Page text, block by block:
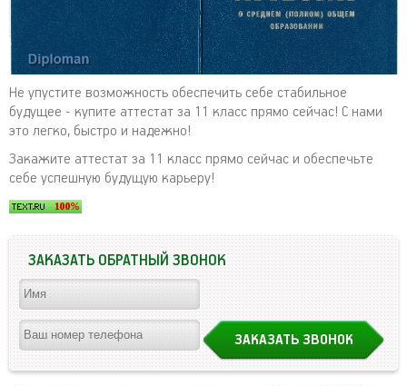
Не упустите возможность обеспечить себе стабильное
будущее - купите аттестат за 11 класс прямо сейчас! С нами
это легко, быстро и надежно!
Закажите аттестат за 11 класс прямо сейчас и обеспечьте
себе успешную будущую карьеру!
ЗАКАЗАТЬ ОБРАТНЫЙ ЗВОНОК